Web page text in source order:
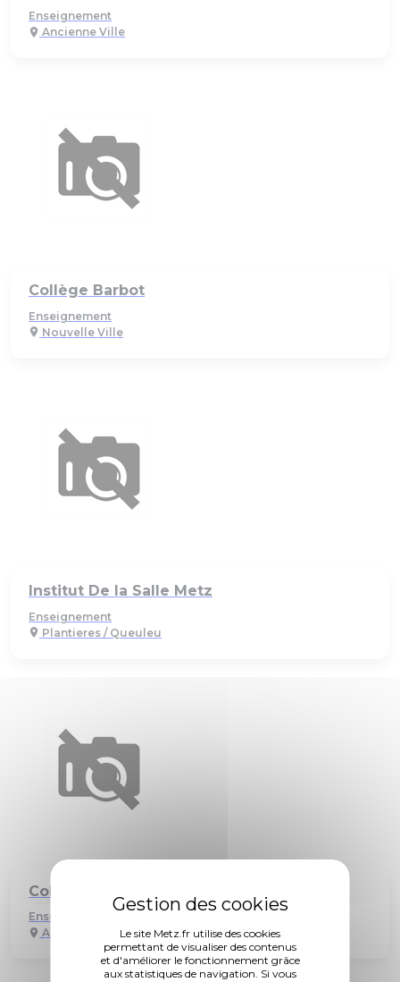
Le site Metz.fr utilise des cookies
permettant de visualiser des contenus
et d'améliorer le fonctionnement grâce
aux statistiques de navigation. Si vous
Enseignement
Ancienne Ville
Collège Barbot
Enseignement
Nouvelle Ville
Institut De la Salle Metz
Enseignement
Plantieres / Queuleu
Collège Arsenal
Enseignement
Ancienne Ville